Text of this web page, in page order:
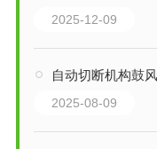
2025-12-09
自动切断机构鼓
2025-08-09